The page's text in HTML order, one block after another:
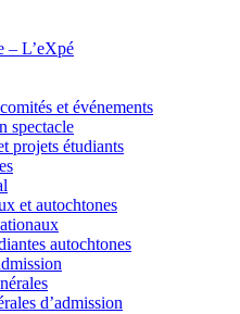
– L’eXpé
et événements
spectacle
projets étudiants
et autochtones
autochtones
d’admission